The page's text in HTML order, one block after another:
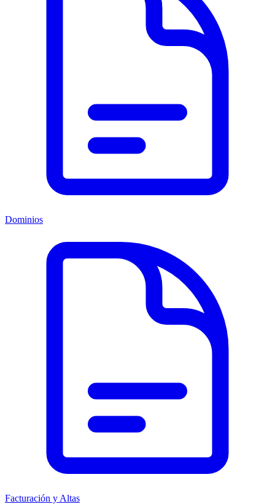
Dominios
Facturación y Altas